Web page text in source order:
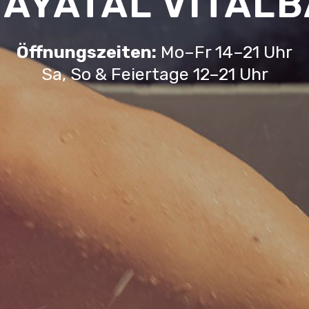
Öffnungszeiten: Mo–Fr 14–21 Uhr
Sa, So & Feiertage 12–21 Uhr